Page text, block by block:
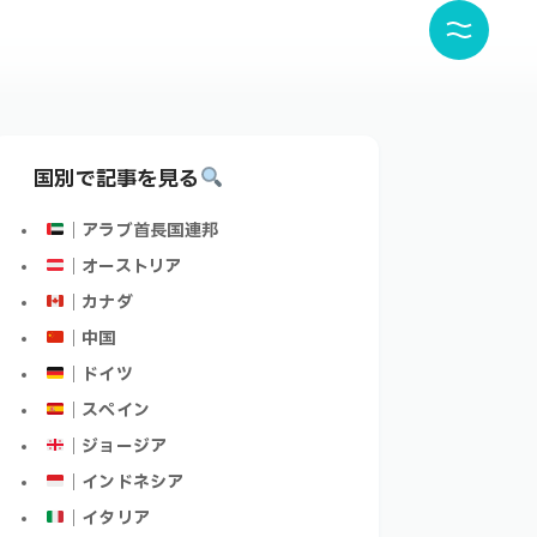
国別で記事を見る
｜アラブ首長国連邦
｜オーストリア
｜カナダ
｜中国
｜ドイツ
｜スペイン
｜ジョージア
｜インドネシア
｜イタリア